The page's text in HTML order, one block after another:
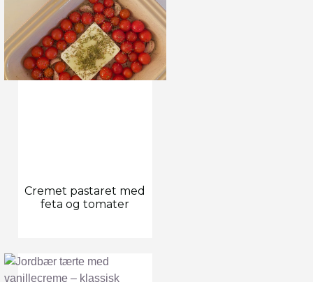
Cremet pastaret med
feta og tomater